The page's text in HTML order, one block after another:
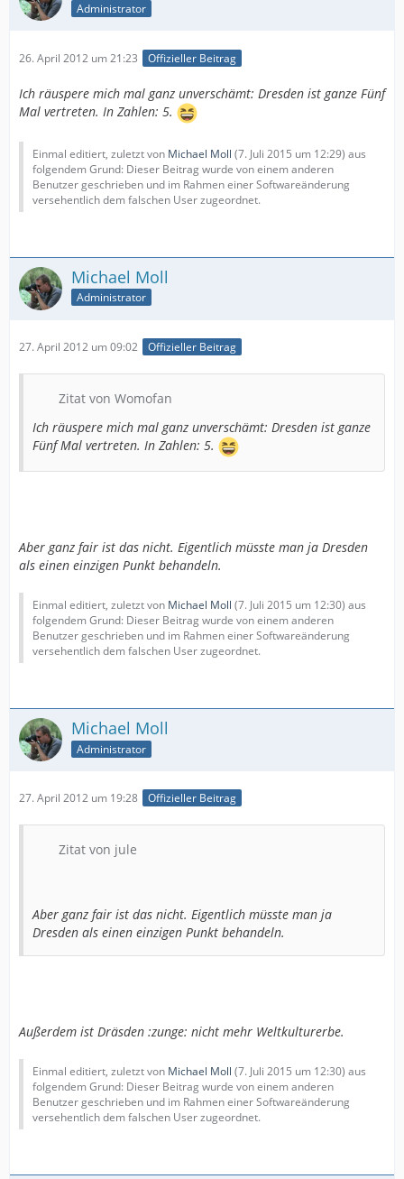
Administrator
26. April 2012 um 21:23 Offizieller Beitrag
Ich räuspere mich mal ganz unverschämt: Dresden ist ganze Fünf
Mal vertreten. In Zahlen: 5.
Einmal editiert, zuletzt von Michael Moll (7. Juli 2015 um 12:29) aus
folgendem Grund: Dieser Beitrag wurde von einem anderen
Benutzer geschrieben und im Rahmen einer Softwareänderung
versehentlich dem falschen User zugeordnet.
Michael Moll
Administrator
27. April 2012 um 09:02 Offizieller Beitrag
Zitat von Womofan
Ich räuspere mich mal ganz unverschämt: Dresden ist ganze
Fünf Mal vertreten. In Zahlen: 5.
Aber ganz fair ist das nicht. Eigentlich müsste man ja Dresden
als einen einzigen Punkt behandeln.
Einmal editiert, zuletzt von Michael Moll (7. Juli 2015 um 12:30) aus
folgendem Grund: Dieser Beitrag wurde von einem anderen
Benutzer geschrieben und im Rahmen einer Softwareänderung
versehentlich dem falschen User zugeordnet.
Michael Moll
Administrator
27. April 2012 um 19:28 Offizieller Beitrag
Zitat von jule
Aber ganz fair ist das nicht. Eigentlich müsste man ja
Dresden als einen einzigen Punkt behandeln.
Außerdem ist Dräsden :zunge: nicht mehr Weltkulturerbe.
Einmal editiert, zuletzt von Michael Moll (7. Juli 2015 um 12:30) aus
folgendem Grund: Dieser Beitrag wurde von einem anderen
Benutzer geschrieben und im Rahmen einer Softwareänderung
versehentlich dem falschen User zugeordnet.